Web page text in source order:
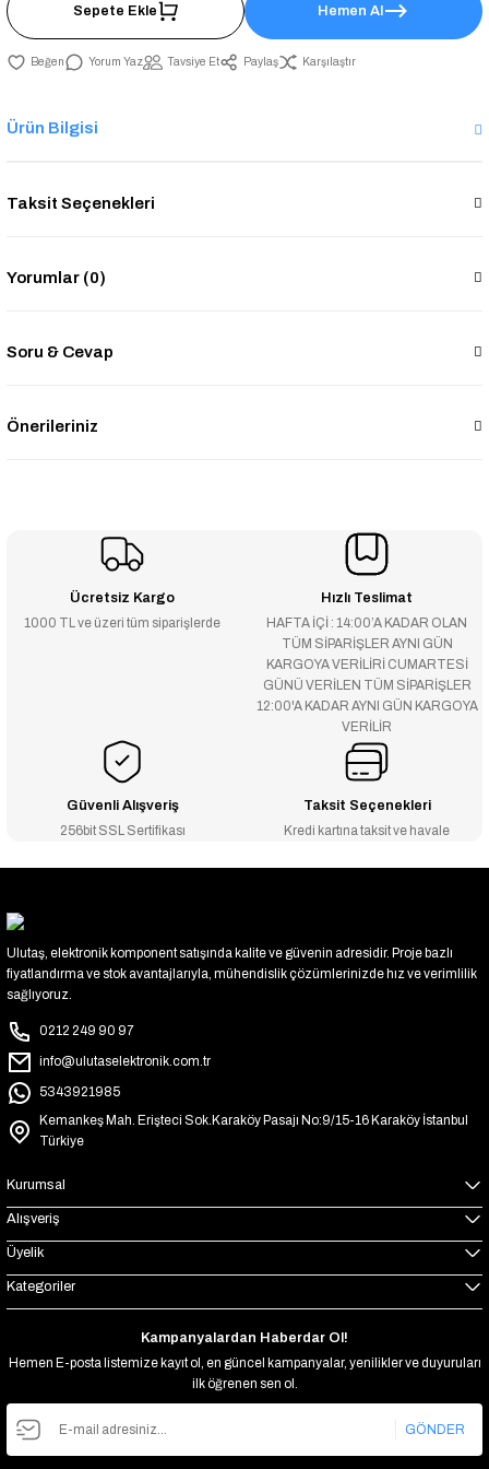
Sepete Ekle Hemen Al
Yorum Yaz Tavsiye Et Paylaş Karşılaştır
Ürün Bilgisi
Taksit Seçenekleri
Yorumlar (0)
Soru & Cevap
Önerileriniz
Ücretsiz Kargo
1000 TL ve üzeri tüm siparişlerde
Hızlı Teslimat
HAFTA İÇİ : 14:00’A KADAR OLAN
TÜM SİPARİŞLER AYNI GÜN
KARGOYA VERİLİRİ CUMARTESİ
GÜNÜ VERİLEN TÜM SİPARİŞLER
12:00'A KADAR AYNI GÜN KARGOYA
VERİLİR
Güvenli Alışveriş
256bit SSL Sertifikası
Taksit Seçenekleri
Kredi kartına taksit ve havale
Ulutaş, elektronik komponent satışında kalite ve güvenin adresidir. Proje bazlı
fiyatlandırma ve stok avantajlarıyla, mühendislik çözümlerinizde hız ve verimlilik
sağlıyoruz.
0212 249 90 97
info@ulutaselektronik.com.tr
5343921985
Kemankeş Mah. Erişteci Sok.Karaköy Pasajı No:9/15-16 Karaköy İstanbul
Türkiye
Kurumsal
Alışveriş
Üyelik
Kategoriler
Kampanyalardan Haberdar Ol!
Hemen E-posta listemize kayıt ol, en güncel kampanyalar, yenilikler ve duyuruları
ilk öğrenen sen ol.
GÖNDER